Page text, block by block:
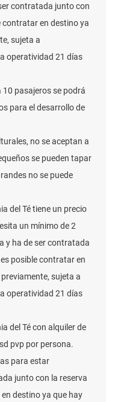
contratada junto con
contratar en destino ya
sujeta a
operatividad 21 días
10 pasajeros se podrá
para el desarrollo de
no se aceptan a
se pueden tapar
no se puede
del Té tiene un precio
un mínimo de 2
y ha de ser contratada
posible contratar en
sujeta a
operatividad 21 días
del Té con alquiler de
pvp por persona.
para estar
junto con la reserva
destino ya que hay